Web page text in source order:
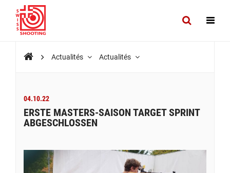
Actualités Actualités
04.10.22
ERSTE MASTERS-SAISON TARGET SPRINT
ABGESCHLOSSEN